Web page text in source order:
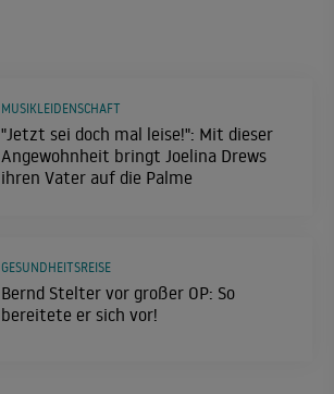
"Jetzt sei doch mal leise!": Mit dieser
Angewohnheit bringt Joelina Drews
ihren Vater auf die Palme
MUSIKLEIDENSCHAFT
Bernd Stelter vor großer OP: So
bereitete er sich vor!
GESUNDHEITSREISE